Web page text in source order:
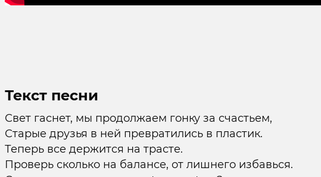
Текст песни
Свет гаснет, мы продолжаем гонку за счастьем,
Старые друзья в ней превратились в пластик.
Теперь все держится на трасте.
Проверь сколько на балансе, от лишнего избавься.